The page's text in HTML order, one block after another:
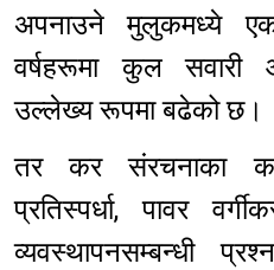
अपनाउने मुलुकमध्ये
वर्षहरूमा कुल सवारी
उल्लेख्य रूपमा बढेको छ।
तर कर संरचनाका
प्रतिस्पर्धा, पावर
व्यवस्थापनसम्बन्धी